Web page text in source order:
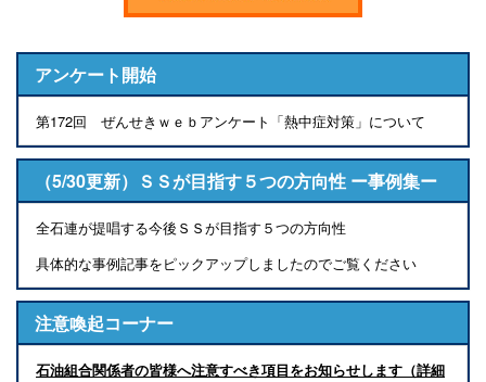
アンケート開始
第172回 ぜんせきｗｅｂアンケート「熱中症対策」について
（5/30更新）ＳＳが目指す５つの方向性 ー事例集ー
全石連が提唱する今後ＳＳが目指す５つの方向性
具体的な事例記事をピックアップしましたのでご覧ください
注意喚起コーナー
石油組合関係者の皆様へ注意すべき項目をお知らせします（詳細